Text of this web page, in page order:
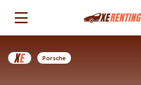
Porsche